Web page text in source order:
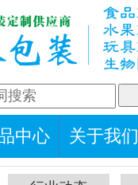
中心 关于我们